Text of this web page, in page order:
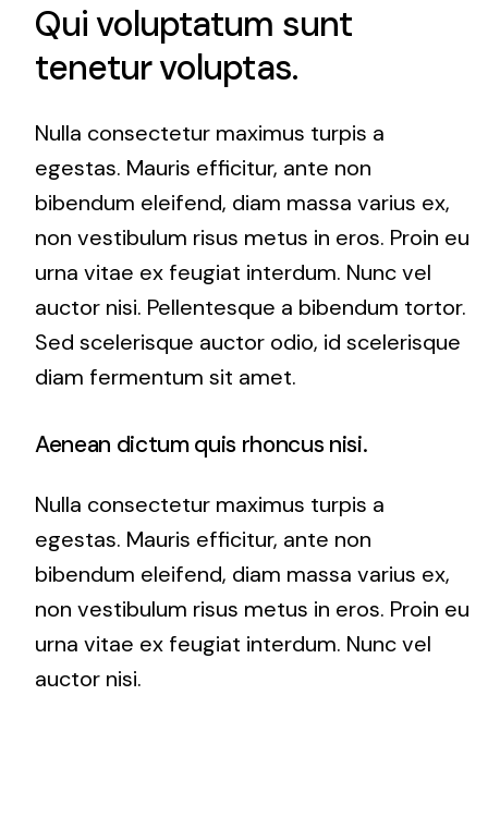
Qui voluptatum sunt
tenetur voluptas.
Nulla consectetur maximus turpis a
egestas. Mauris efficitur, ante non
bibendum eleifend, diam massa varius ex,
non vestibulum risus metus in eros. Proin eu
urna vitae ex feugiat interdum. Nunc vel
auctor nisi. Pellentesque a bibendum tortor.
Sed scelerisque auctor odio, id scelerisque
diam fermentum sit amet.
Aenean dictum quis rhoncus nisi.
Nulla consectetur maximus turpis a
egestas. Mauris efficitur, ante non
bibendum eleifend, diam massa varius ex,
non vestibulum risus metus in eros. Proin eu
urna vitae ex feugiat interdum. Nunc vel
auctor nisi.